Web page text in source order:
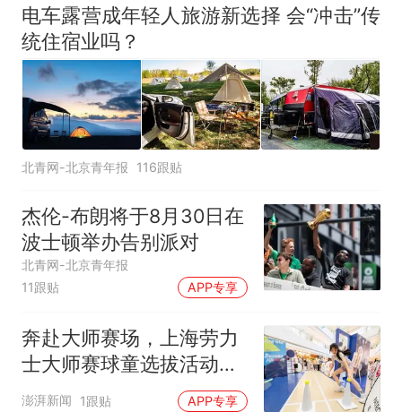
电车露营成年轻人旅游新选择 会“冲击”传
统住宿业吗？
北青网-北京青年报 116跟贴
杰伦-布朗将于8月30日在
波士顿举办告别派对
北青网-北京青年报
11跟贴
APP专享
奔赴大师赛场，上海劳力
士大师赛球童选拔活动启
动
澎湃新闻 1跟贴 APP专享